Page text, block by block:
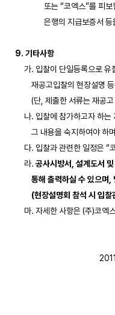
또는 “코엑스”
은행의 지급보증
9. 기타사항
가. 입찰이 단일등록으로
재공고입찰의 현장설명
(단, 제출한 서류는 재
나. 입찰에 참가하고자 하
그 내용을 숙지하여야
다. 입찰과 관련한 일정은
     라.
공사시방서, 설계도
통해 출력하실 수 있으
(현장설명회 참석 시
마. 자세한 사항은 (주)